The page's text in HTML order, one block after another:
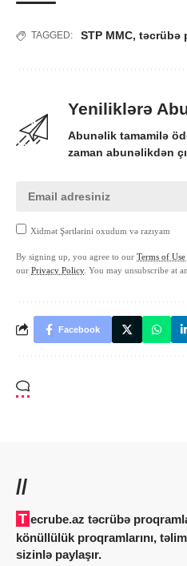
TAGGED: STP MMC, təcrübə
Yeniliklərə
Abunəlik tamamilə
zaman abunəlikdən
Xidmət Şərtlərini oxudum və razıyam
By signing up, you agree to our Terms of Use
our Privacy Policy. You may unsubscribe at
Facebook
//
Tecrube.az təcrübə proqramlarını, pulsuz kursları,
könüllülük proqramlarını,
sizinlə paylaşır.